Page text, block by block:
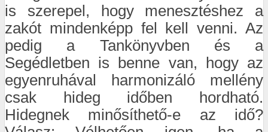
is szerepel, hogy menesztéshez a
zakót mindenképp fel kell venni. Az
pedig a Tankönyvben és a
Segédletben is benne van, hogy az
egyenruhával harmonizáló mellény
csak hideg időben hordható.
Hidegnek minősíthető-e az idő?